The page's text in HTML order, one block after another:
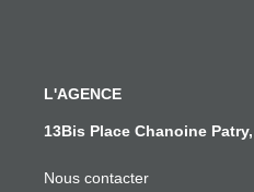
L'AGENCE
13Bis Place Chanoine Patry,
Nous contacter